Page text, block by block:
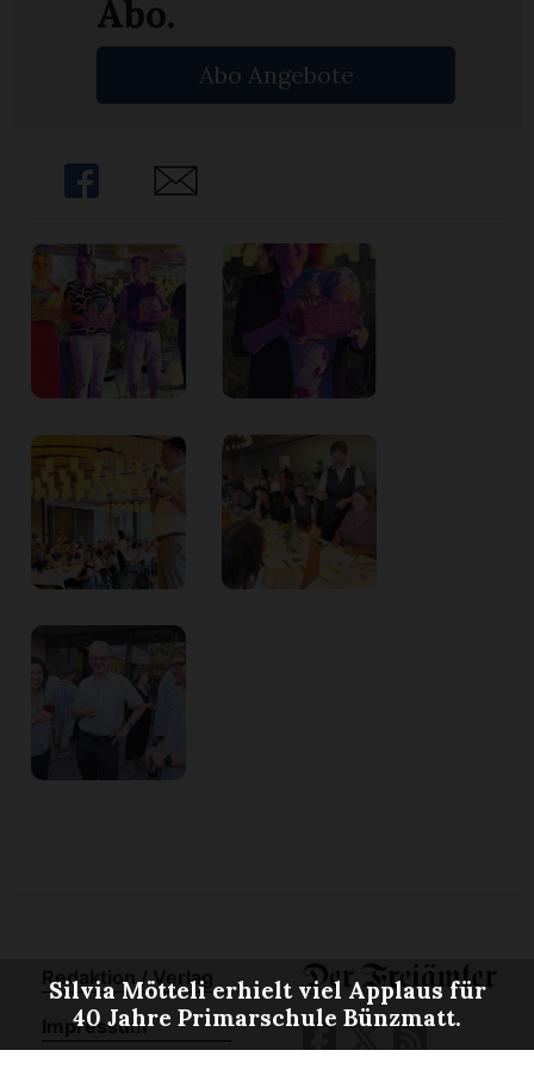
Abo.
Abo Angebote
Share Share
Silvia Mötteli erhielt viel Applaus für
40 Jahre Primarschule Bünzmatt.
Redaktion / Verlag
Impressum